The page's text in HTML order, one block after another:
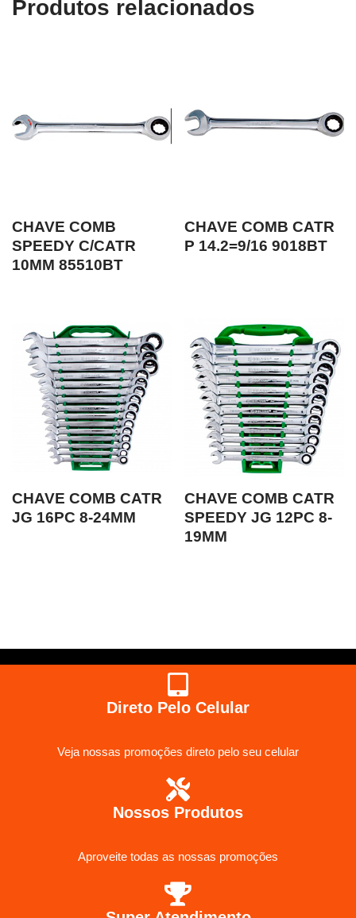
Produtos relacionados
CHAVE COMB
SPEEDY C/CATR
10MM 85510BT
CHAVE COMB CATR
P 14.2=9/16 9018BT
CHAVE COMB CATR
JG 16PC 8-24MM
CHAVE COMB CATR
SPEEDY JG 12PC 8-
19MM
Direto Pelo Celular
Veja nossas promoções direto pelo seu celular
Nossos Produtos
Aproveite todas as nossas promoções